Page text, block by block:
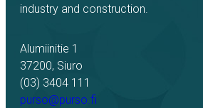
industry and construction.
Alumiinitie 1
37200, Siuro
(03) 3404 111
purso@purso.fi